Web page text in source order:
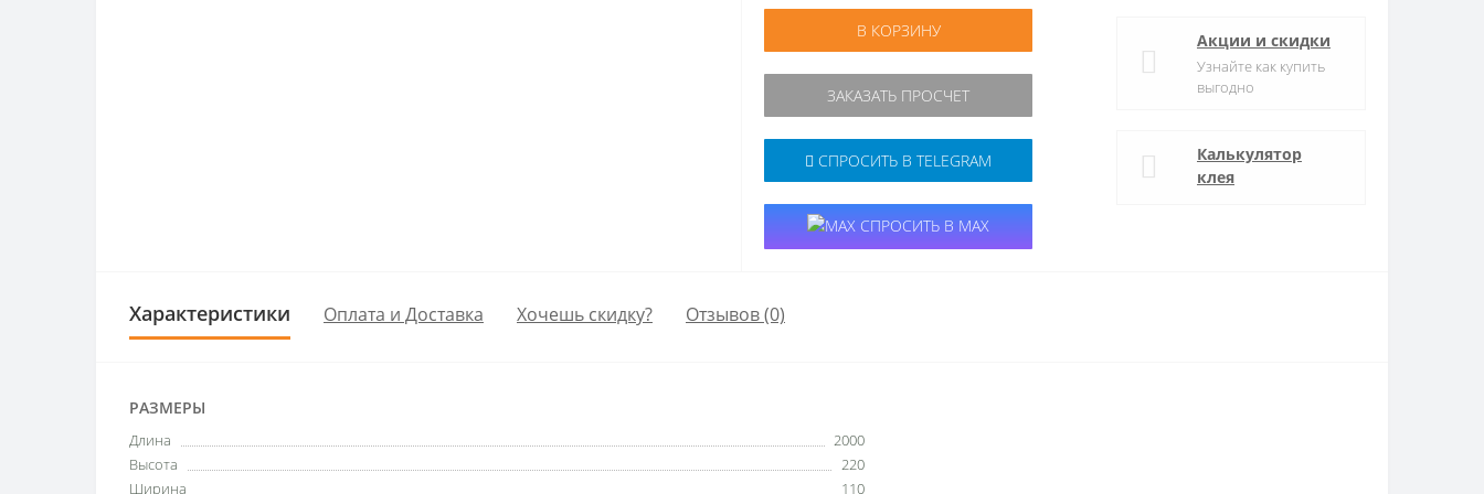
В КОРЗИНУ
ЗАКАЗАТЬ ПРОСЧЕТ
СПРОСИТЬ В TELEGRAM
СПРОСИТЬ В MAX
Акции и скидки
Узнайте как купить
выгодно
Калькулятор
клея
Характеристики Оплата и Доставка Хочешь скидку? Отзывов (0)
РАЗМЕРЫ
Длина
2000
Высота
220
Ширина
110